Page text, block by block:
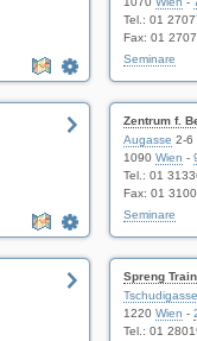
Tel.: 01
Fax: 01
Seminare
Zentrum f.
Augasse 2-6
1090 Wien -
Tel.: 01
Fax: 01
Seminare
Spreng
Tschudigasse
1220 Wien -
Tel.: 01